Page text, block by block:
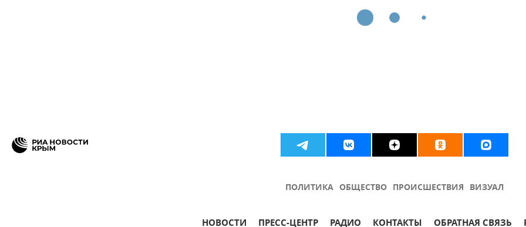
ПОЛИТИКА ОБЩЕСТВО ПРОИСШЕСТВИЯ ВИЗУАЛ
НОВОСТИ ПРЕСС-ЦЕНТР РАДИО КОНТАКТЫ ОБРАТНАЯ СВЯЗЬ